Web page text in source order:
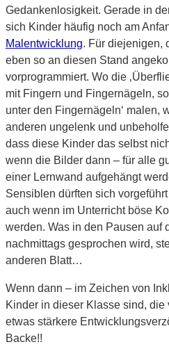
Gedankenlosigkeit. Gerade in
sich Kinder häufig noch am
Malentwicklung. Für diejenigen,
eben so an diesen Stand
vorprogrammiert. Wo die
mit Fingern und Fingernägeln,
unter den Fingernägeln‘ malen,
anderen ungelenk und
dass diese Kinder das selbst
wenn die Bilder dann – für alle
einer Lernwand aufgehängt
Sensiblen dürften sich
auch wenn im Unterricht böse
werden. Was in den Pausen auf
nachmittags gesprochen wird,
anderen Blatt…
Wenn dann – im Zeichen von
Kinder in dieser Klasse sind,
etwas stärkere
Backe!!